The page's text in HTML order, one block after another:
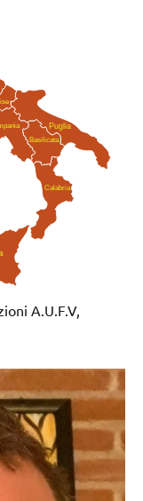
Puglia
Basilicata
Calabria
A.U.F.V,